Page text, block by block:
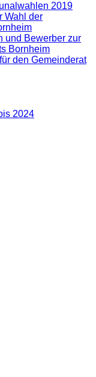
2019
Wahl der
und Bewerber zur
Bornheim
den Gemeinderat
2024